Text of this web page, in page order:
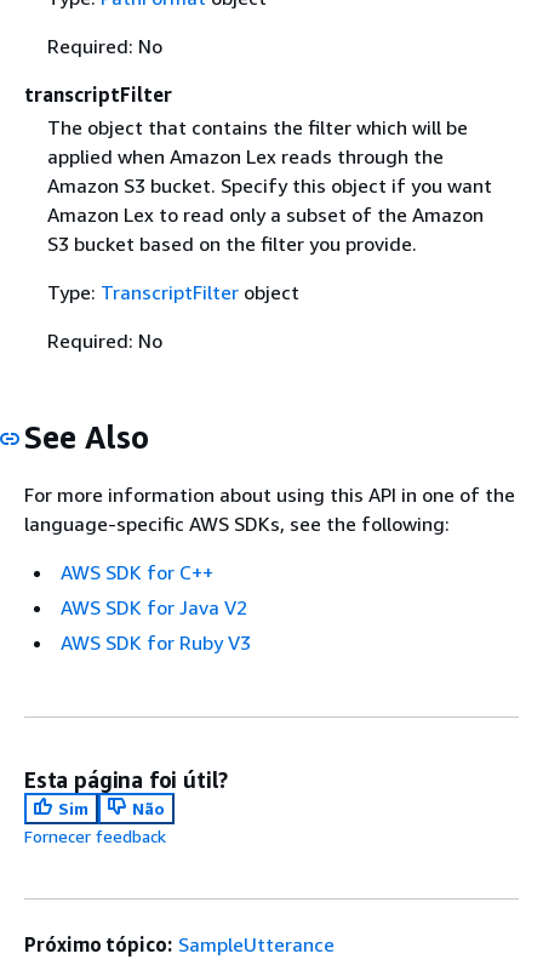
Required: No
transcriptFilter
The object that contains the filter which will be
applied when Amazon Lex reads through the
Amazon S3 bucket. Specify this object if you want
Amazon Lex to read only a subset of the Amazon
S3 bucket based on the filter you provide.
Type: TranscriptFilterobject
Required: No
See Also
For more information about using this API in one of the
language-specific AWS SDKs, see the following:
AWS SDK for C++
AWS SDK for Java V2
AWS SDK for Ruby V3
Esta página foi útil?
Sim
Não
Fornecer feedback
Próximo tópico: SampleUtterance